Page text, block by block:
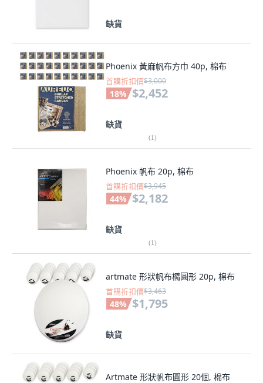
缺貨
Phoenix 黃麻帆布方巾 40p, 棉布
首購折扣價$3,000
18% $2,452
缺貨
(1)
Phoenix 帆布 20p, 棉布
首購折扣價$3,945
44% $2,182
缺貨
(1)
artmate 形狀帆布橢圓形 20p, 棉布
首購折扣價$3,463
48% $1,795
缺貨
Artmate 形狀帆布圓形 20個, 棉布